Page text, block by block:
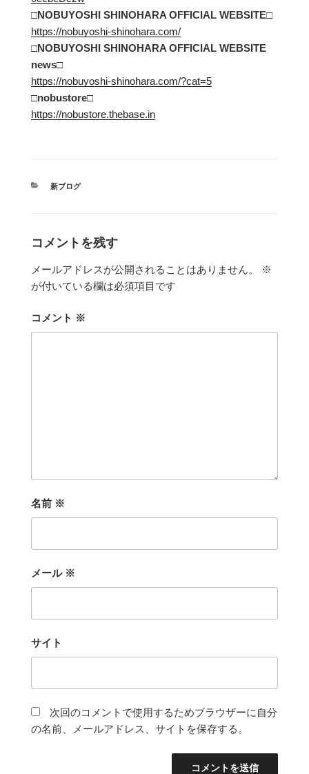
□NOBUYOSHI SHINOHARA OFFICIAL WEBSITE□
https://nobuyoshi-shinohara.com/
□NOBUYOSHI SHINOHARA OFFICIAL WEBSITE
news□
https://nobuyoshi-shinohara.com/?cat=5
□nobustore□
https://nobustore.thebase.in
カ
新ブログ
コメントを残す
メールアドレスが公開されることはありません。
※
が付いている欄は必須項目です
コメント ※
名前 ※
メール ※
サイト
次回のコメントで使用するためブラウザーに自分
の名前、メールアドレス、サイトを保存する。